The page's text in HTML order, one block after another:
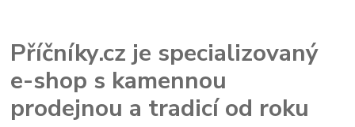
Příčníky.cz je specializovaný
e-shop s kamennou
prodejnou a tradicí od roku